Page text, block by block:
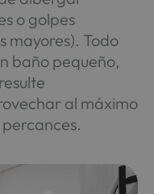
o golpes
mayores). Todo
baño pequeño,
al máximo